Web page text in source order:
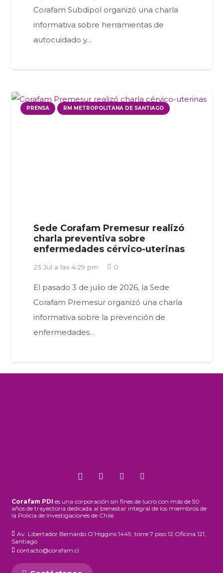
Corafam Subdipol organizó una charla
informativa sobre herramientas de
autocuidado y…
PRENSA RM METROPOLITANA DE SANTIAGO
Sede Corafam Premesur realizó
charla preventiva sobre
enfermedades cérvico-uterinas
23 Jul a las 4:29 pm 0
El pasado 3 de julio de 2026, la Sede
Corafam Premesur organizó una charla
informativa sobre la prevención de
enfermedades…
Corafam PDI es una corporación sin fines de lucro con más de 50
años de trayectoria dedicada al bienestar integral de los miembros de
la Policía de Investigaciones de Chile.
Av. Libertador Bernardo O’Higgins 1449, torre 7 piso 12 Oficina 121,
Santiago
contacto@corafam.cl